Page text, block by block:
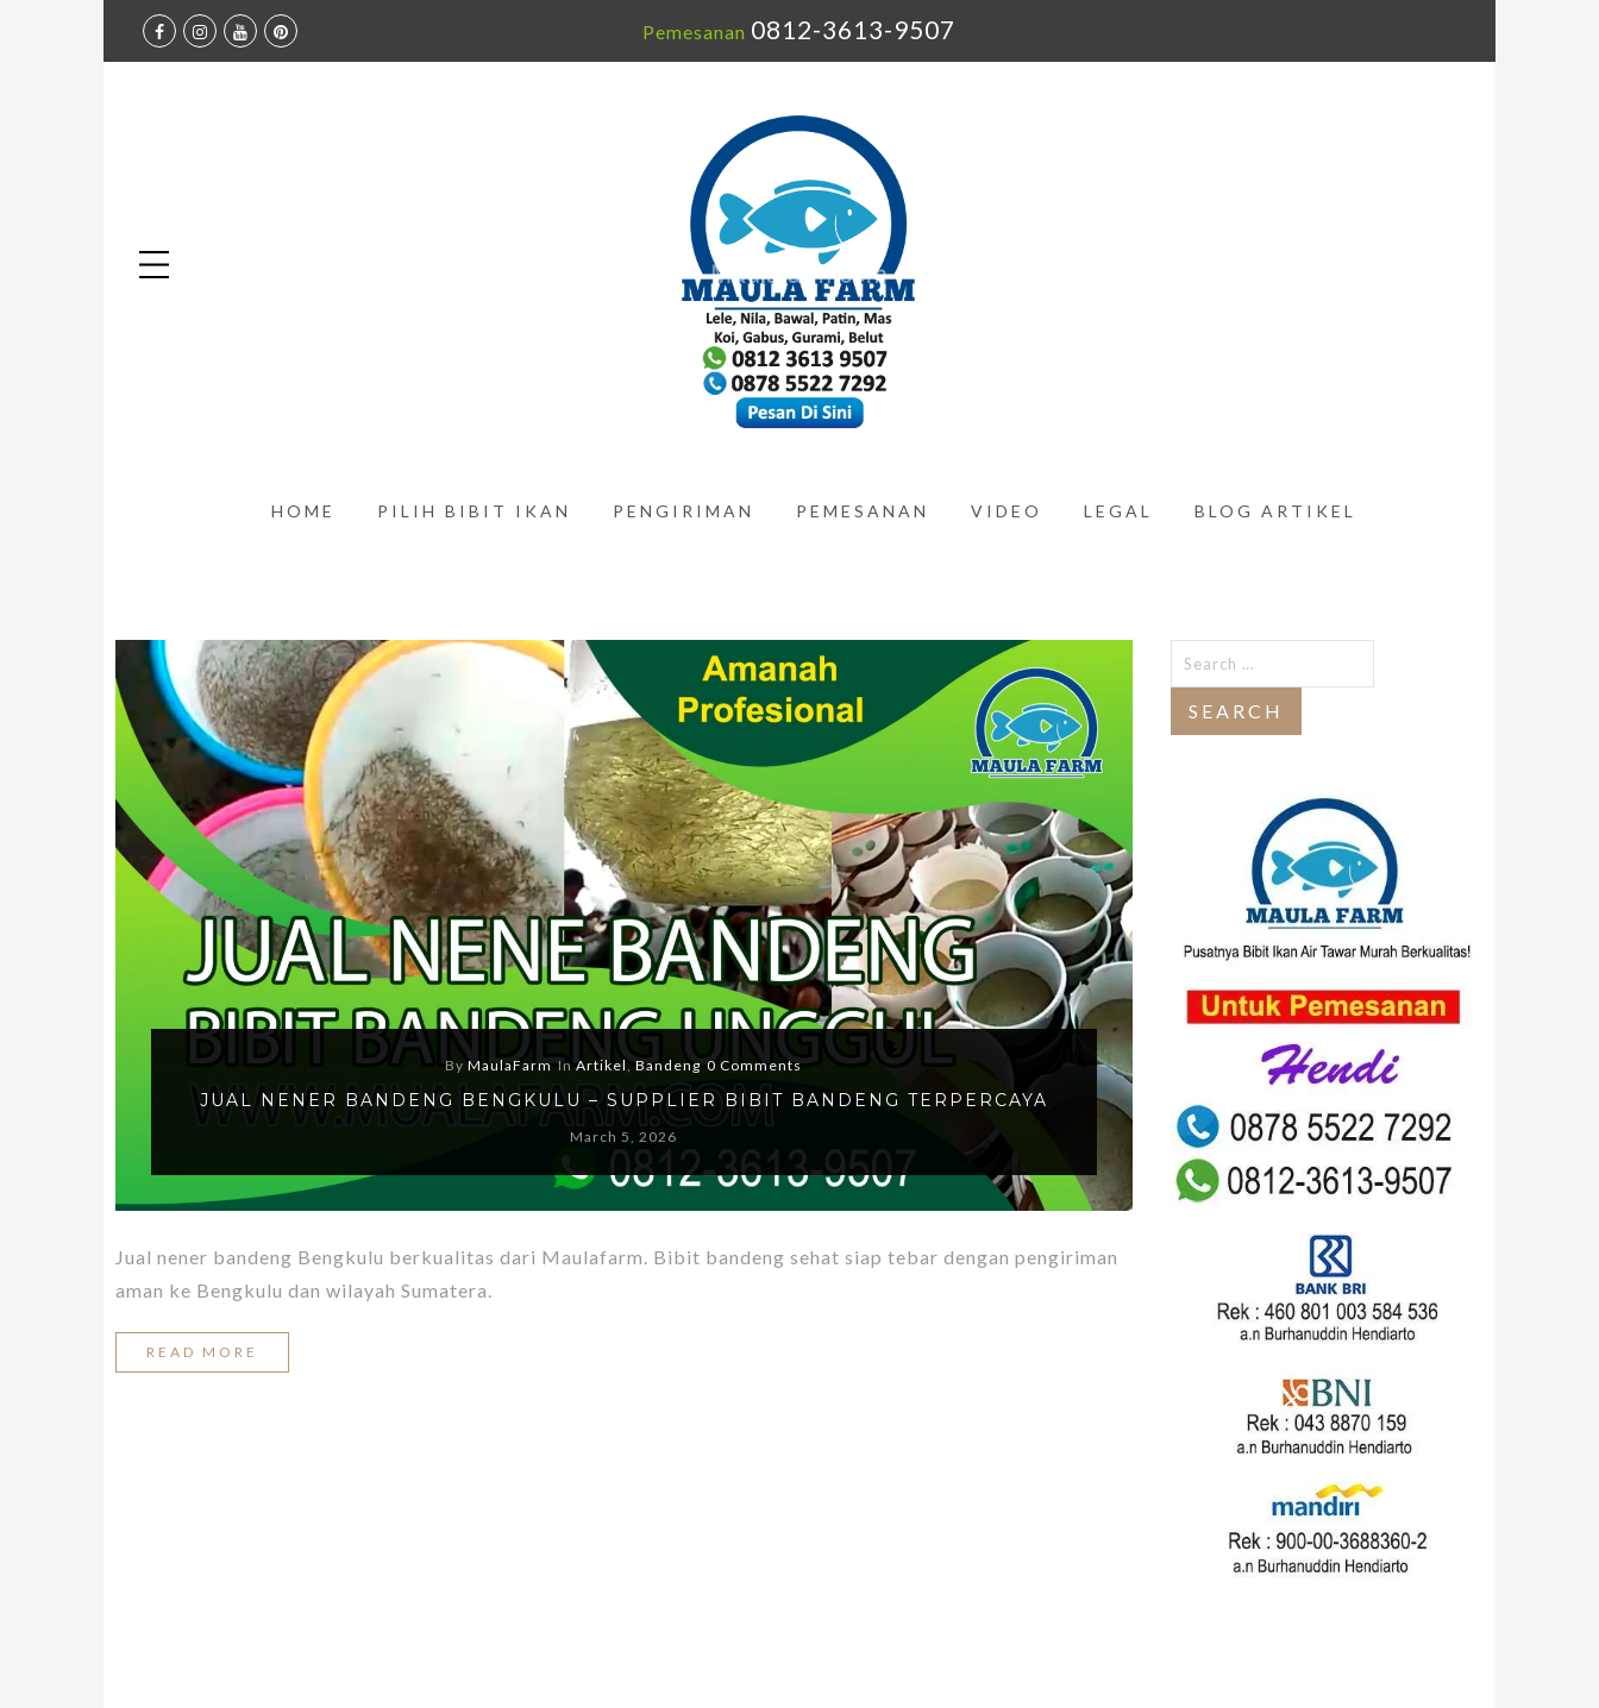
Pemesanan 0812-3613-9507
HOME PILIH BIBIT IKAN PENGIRIMAN PEMESANAN VIDEO LEGAL BLOG ARTIKEL
ByMaulaFarm InArtikel,Bandeng 0 Comments
JUAL NENER BANDENG BENGKULU – SUPPLIER BIBIT BANDENG TERPERCAYA
March 5, 2026
Jual nener bandeng Bengkulu berkualitas dari Maulafarm. Bibit bandeng sehat siap tebar dengan pengiriman
aman ke Bengkulu dan wilayah Sumatera.
READ MORE
Search
for: